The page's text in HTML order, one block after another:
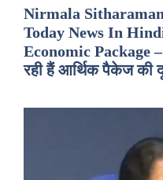
Nirmala
Today News In
Economic Package –
रही हैं आर्थिक पैकेज की